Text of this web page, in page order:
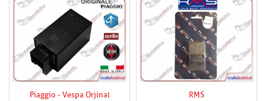
Piaggio - Vespa Orjinal RMS